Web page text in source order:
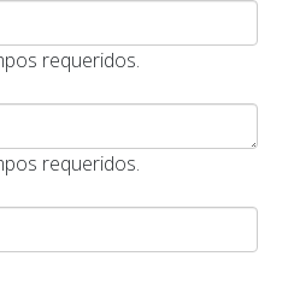
requeridos.
requeridos.